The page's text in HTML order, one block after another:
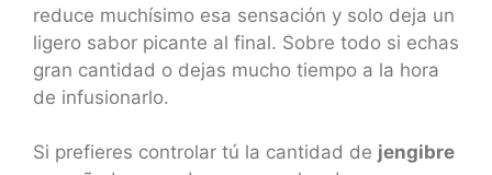
reduce muchísimo esa sensación y solo deja un
ligero sabor picante al final. Sobre todo si echas
gran cantidad o dejas mucho tiempo a la hora
de infusionarlo.
Si prefieres controlar tú la cantidad de jengibre